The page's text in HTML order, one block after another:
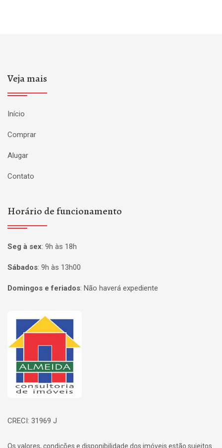
Veja mais
Início
Comprar
Alugar
Contato
Horário de funcionamento
Seg à sex: 9h às 18h
Sábados: 9h às 13h00
Domingos e feriados: Não haverá expediente
Página inicial
CRECI: 31969 J
Os valores, condições e disponibilidade dos imóveis estão sujeitos